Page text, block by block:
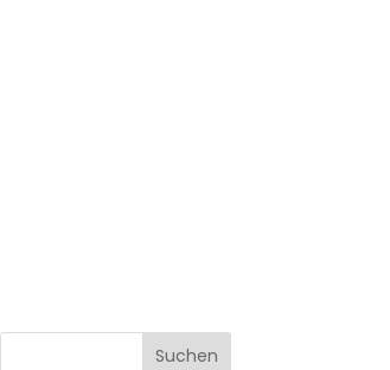
Suchen